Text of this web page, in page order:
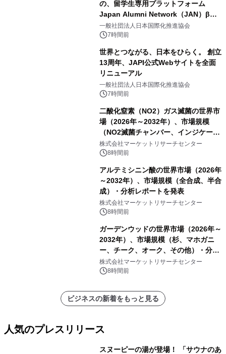
の、留学生専用プラットフォーム
Japan Alumni Network（JAN）β版
をリリース
一般社団法人日本国際化推進協会
7時間前
世界とつながる、日本をひらく。 創立
13周年、JAPI公式Webサイトを全面
リニューアル
一般社団法人日本国際化推進協会
7時間前
二酸化窒素（NO2）ガス滅菌の世界市
場（2026年～2032年）、市場規模
（NO2滅菌チャンバー、インジケータ
ーおよびモニタリングシステム、その
他）・分析レポートを発表
株式会社マーケットリサーチセンター
8時間前
アルテミシニン酸の世界市場（2026年
～2032年）、市場規模（全合成、半合
成）・分析レポートを発表
株式会社マーケットリサーチセンター
8時間前
ガーデンウッドの世界市場（2026年～
2032年）、市場規模（杉、マホガニ
ー、チーク、オーク、その他）・分析
レポートを発表
株式会社マーケットリサーチセンター
8時間前
ビジネスの新着をもっと見る
人気のプレスリリース
スヌーピーの湯が登場！ 「サウナのあ